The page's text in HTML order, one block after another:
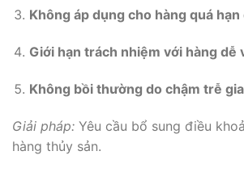
Không áp dụng cho hàng quá
Giới hạn trách nhiệm với hàng dễ
Không bồi thường do chậm trễ
Giải pháp: Yêu cầu bổ sung điều
hàng thủy sản.